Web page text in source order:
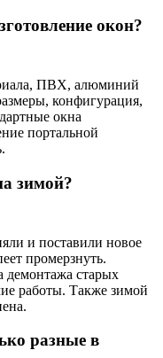
окон?
ПВХ, алюминий
конфигурация,
окна
портальной
зимой?
и поставили новое
промерзнуть.
демонтажа старых
работы. Также зимой
разные в